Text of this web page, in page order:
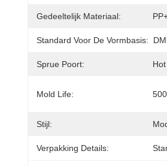
Gedeeltelijk Materiaal:
Standard Voor De Vormbasis:
Sprue Poort:
Mold Life:
Stijl:
Verpakking Details: